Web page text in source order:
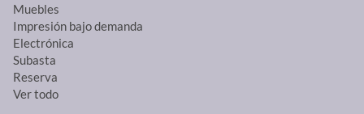
Muebles
Impresión bajo demanda
Electrónica
Subasta
Reserva
Ver todo